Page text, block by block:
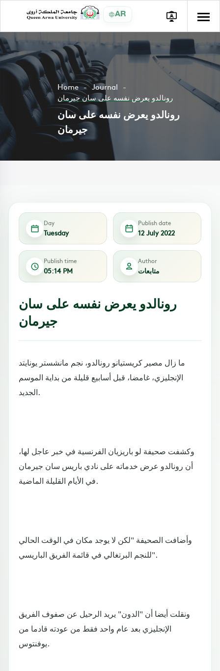
AR
Home
Journal
رونالدو يعرض نفسه على سان جيرمان
رونالدو يعرض نفسه على سان
جيرمان
Day
Tuesday
Publish date
12 July 2022
Publish time
05:14 PM
Author
متابعات
رونالدو يعرض نفسه على سان
جيرمان
ما زال مصير كريستيانو رونالدو، نجم مانشستر يونايتد
الإنجليزي، غامضا، قبل أسابيع قليلة من بداية الموسم
الجديد.
وكشفت صحيفة لو باريزيان الفرنسية في خبر عاجل لها،
أن رونالدو عرض خدماته على نادي باريس سان جيرمان
في الأيام القليلة الماضية.
وأضافت الصحيفة "لكن لا يوجد مكان في الوقت الحالي
للنجم البرتغالي في قائمة الفريق الباريسي".
ونقلت أيضا أن "الدون" يريد الرحيل عن صفوف الفريق
الإنجليزي بعد عام واحد فقط من عودته قادما من
يوفنتوس.